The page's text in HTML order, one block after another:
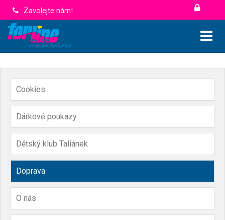
Zavolejte nám!
Cookies
Dárkové poukazy
Dětský klub Taliánek
Doprava
O nás